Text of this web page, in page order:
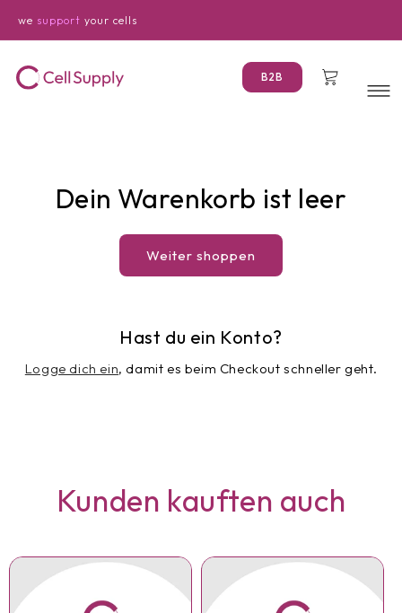
zum
we support your cells
B2B Warenkorb
Dein Warenkorb ist leer
Weiter shoppen
Hast du ein Konto?
Logge dich ein, damit es beim Checkout schneller geht.
Kunden kauften auch
Anzahl Anzahl